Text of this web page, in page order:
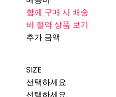
함께 구매 시 배송
비 절약 상품 보기
추가 금액
SIZE
선택하세요.